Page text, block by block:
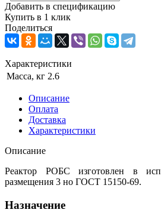
Добавить в спецификацию
Купить в 1 клик
Поделиться
Характеристики
Масса, кг 2.6
Описание
Оплата
Доставка
Характеристики
Описание
Реактор РОБС изготовлен в
размещения 3 но ГОСТ 15150-69.
Назначение